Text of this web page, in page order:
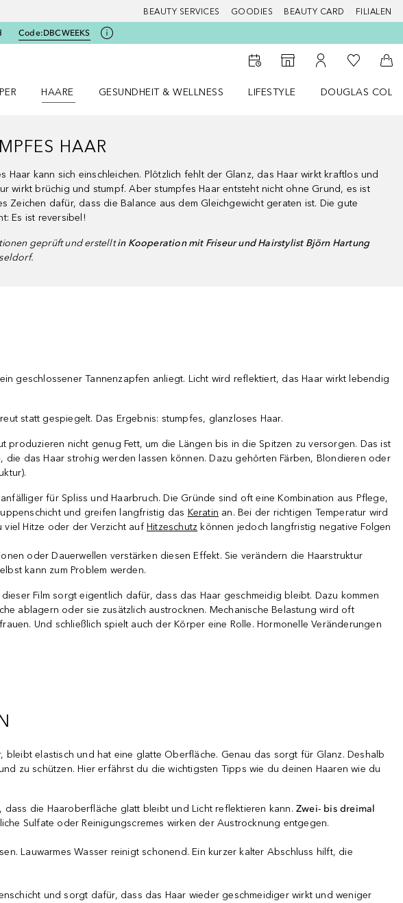
BEAUTY SERVICES GOODIES BEAUTY CARD FILIALEN
Code:DBCWEEKS
Douglas Startseite
Zum Storefinder
Zu Meinem
Zu Meiner
Menü öffnen
HAARE
Haare Menü öffnen
GESUNDHEIT & WELLNESS
LIFESTYLE
DOUGLAS
HAAR
Haar kann sich einschleichen. Plötzlich fehlt der Glanz, das Haar wirkt kraftlos und
wirkt brüchig und stumpf. Aber stumpfes Haar entsteht nicht ohne Grund, es ist
Zeichen dafür, dass die Balance aus dem Gleichgewicht geraten ist. Die gute
Es ist reversibel!
geprüft und erstelltin Kooperation mit Friseur und Hairstylist Björn Hartung
geschlossener Tannenzapfen anliegt. Licht wird reflektiert, das Haar wirkt lebendig
statt gespiegelt. Das Ergebnis: stumpfes, glanzloses Haar.
nicht genug Fett, um die Längen bis in die Spitzen zu versorgen. Das ist
, die das Haar strohig werden lassen können. Dazu gehörten Färben, Blondieren oder
für Spliss und Haarbruch. Die Gründe sind oft eine Kombination aus Pflege,
und greifen langfristig das Keratin an. Bei der richtigen Temperatur wird
viel Hitze oder der Verzicht aufHitzeschutz können jedoch langfristig negative Folgen
oder Dauerwellen verstärken diesen Effekt. Sie verändern die Haarstruktur
kann zum Problem werden.
dieser Film sorgt eigentlich dafür, dass das Haar geschmeidig bleibt. Dazu kommen
ablagern oder sie zusätzlich austrocknen. Mechanische Belastung wird oft
Und schließlich spielt auch der Körper eine Rolle. Hormonelle Veränderungen
bleibt elastisch und hat eine glatte Oberfläche. Genau das sorgt für Glanz. Deshalb
zu schützen. Hier erfährst du die wichtigsten Tipps wie du deinen Haaren wie du
dass die Haaroberfläche glatt bleibt und Licht reflektieren kann.Zwei- bis dreimal
Sulfate oder Reinigungscremes wirken der Austrocknung entgegen.
Lauwarmes Wasser reinigt schonend. Ein kurzer kalter Abschluss hilft, die
und sorgt dafür, dass das Haar wieder geschmeidiger wirkt und weniger